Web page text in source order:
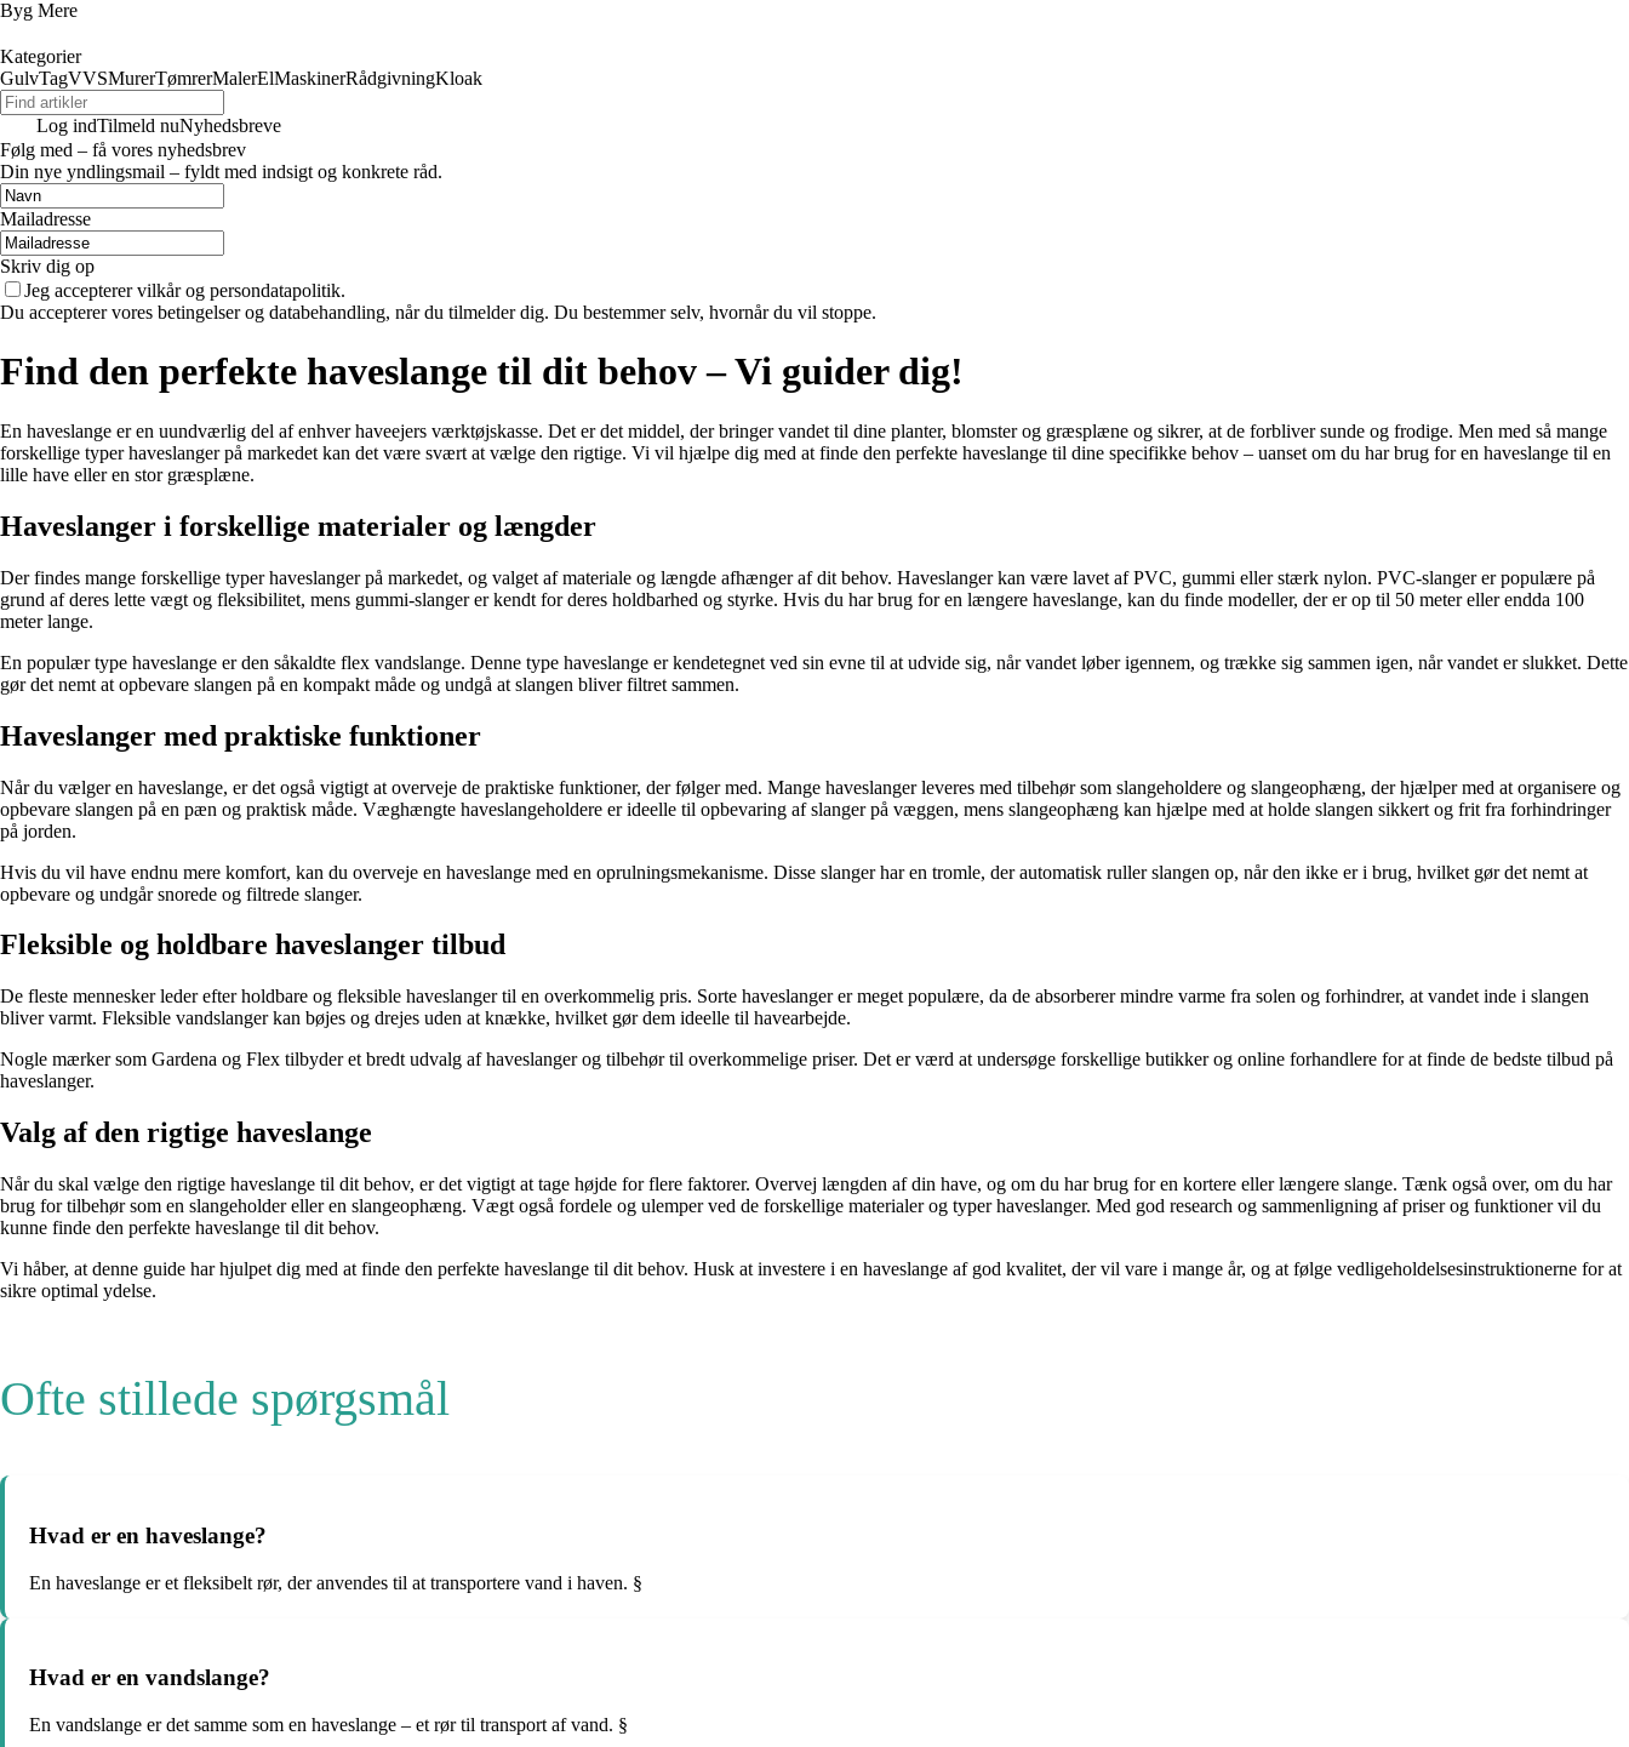
Byg Mere
Kategorier
GulvTagVVSMurerTømrerMalerElMaskinerRådgivningKloak
Log indTilmeld nuNyhedsbreve
Følg med – få vores nyhedsbrev
Din nye yndlingsmail – fyldt med indsigt og konkrete råd.
Mailadresse
Skriv dig op
Jeg accepterer vilkår og persondatapolitik.
Du accepterer vores betingelser og databehandling, når du tilmelder dig. Du bestemmer selv, hvornår du vil stoppe.
Find den perfekte haveslange til dit behov – Vi guider dig!
En haveslange er en uundværlig del af enhver haveejers værktøjskasse. Det er det middel, der bringer vandet til dine planter, blomster og græsplæne og sikrer, at de forbliver sunde og frodige. Men med så mange
forskellige typer haveslanger på markedet kan det være svært at vælge den rigtige. Vi vil hjælpe dig med at finde den perfekte haveslange til dine specifikke behov – uanset om du har brug for en haveslange til en
lille have eller en stor græsplæne.
Haveslanger i forskellige materialer og længder
Der findes mange forskellige typer haveslanger på markedet, og valget af materiale og længde afhænger af dit behov. Haveslanger kan være lavet af PVC, gummi eller stærk nylon. PVC-slanger er populære på
grund af deres lette vægt og fleksibilitet, mens gummi-slanger er kendt for deres holdbarhed og styrke. Hvis du har brug for en længere haveslange, kan du finde modeller, der er op til 50 meter eller endda 100
meter lange.
En populær type haveslange er den såkaldte flex vandslange. Denne type haveslange er kendetegnet ved sin evne til at udvide sig, når vandet løber igennem, og trække sig sammen igen, når vandet er slukket. Dette
gør det nemt at opbevare slangen på en kompakt måde og undgå at slangen bliver filtret sammen.
Haveslanger med praktiske funktioner
Når du vælger en haveslange, er det også vigtigt at overveje de praktiske funktioner, der følger med. Mange haveslanger leveres med tilbehør som slangeholdere og slangeophæng, der hjælper med at organisere og
opbevare slangen på en pæn og praktisk måde. Væghængte haveslangeholdere er ideelle til opbevaring af slanger på væggen, mens slangeophæng kan hjælpe med at holde slangen sikkert og frit fra forhindringer
på jorden.
Hvis du vil have endnu mere komfort, kan du overveje en haveslange med en oprulningsmekanisme. Disse slanger har en tromle, der automatisk ruller slangen op, når den ikke er i brug, hvilket gør det nemt at
opbevare og undgår snorede og filtrede slanger.
Fleksible og holdbare haveslanger tilbud
De fleste mennesker leder efter holdbare og fleksible haveslanger til en overkommelig pris. Sorte haveslanger er meget populære, da de absorberer mindre varme fra solen og forhindrer, at vandet inde i slangen
bliver varmt. Fleksible vandslanger kan bøjes og drejes uden at knække, hvilket gør dem ideelle til havearbejde.
Nogle mærker som Gardena og Flex tilbyder et bredt udvalg af haveslanger og tilbehør til overkommelige priser. Det er værd at undersøge forskellige butikker og online forhandlere for at finde de bedste tilbud på
haveslanger.
Valg af den rigtige haveslange
Når du skal vælge den rigtige haveslange til dit behov, er det vigtigt at tage højde for flere faktorer. Overvej længden af din have, og om du har brug for en kortere eller længere slange. Tænk også over, om du har
brug for tilbehør som en slangeholder eller en slangeophæng. Vægt også fordele og ulemper ved de forskellige materialer og typer haveslanger. Med god research og sammenligning af priser og funktioner vil du
kunne finde den perfekte haveslange til dit behov.
Vi håber, at denne guide har hjulpet dig med at finde den perfekte haveslange til dit behov. Husk at investere i en haveslange af god kvalitet, der vil vare i mange år, og at følge vedligeholdelsesinstruktionerne for at
sikre optimal ydelse.
Ofte stillede spørgsmål
Hvad er en haveslange?
En haveslange er et fleksibelt rør, der anvendes til at transportere vand i haven. §
Hvad er en vandslange?
En vandslange er det samme som en haveslange – et rør til transport af vand. §